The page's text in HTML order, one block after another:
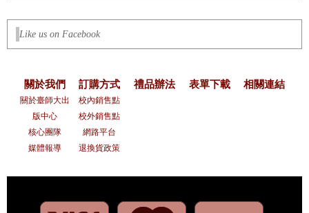
Like us on Facebook
關於我們
關於臺師大出
版中心
核心團隊
媒體報導
訂購方式
校內銷售點
校外銷售點
網路平台
退換貨政策
禮品辦法 表單下載 相關連結